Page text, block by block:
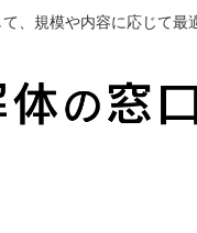
、規模や内容に応じて最